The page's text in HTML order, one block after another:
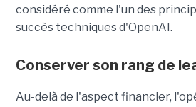
considéré comme l'un des
succès techniques d'OpenAI.
Conserver son rang de
Au-delà de l'aspect financier,